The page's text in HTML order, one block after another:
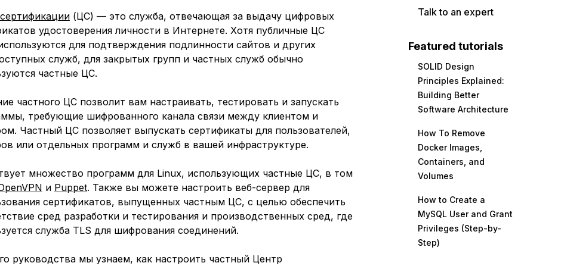
(ЦС) — это служба, отвечающая за выдачу цифровых
удостоверения личности в Интернете. Хотя публичные ЦС
для подтверждения подлинности сайтов и других
служб, для закрытых групп и частных служб обычно
частные ЦС.
частного ЦС позволит вам настраивать, тестировать и запускать
требующие шифрованного канала связи между клиентом и
Частный ЦС позволяет выпускать сертификаты для пользователей,
или отдельных программ и служб в вашей инфраструктуре.
множество программ для Linux, использующих частные ЦС, в том
и Puppet. Также вы можете настроить веб-сервер для
сертификатов, выпущенных частным ЦС, с целью обеспечить
сред разработки и тестирования и производственных сред, где
служба TLS для шифрования соединений.
руководства мы узнаем, как настроить частный Центр
Talk to an expert
Featured tutorials
SOLID Design
Principles Explained:
Building Better
Software Architecture
How To Remove
Docker Images,
Containers, and
Volumes
How to Create a
MySQL User and Grant
Privileges (Step-by-
Step)